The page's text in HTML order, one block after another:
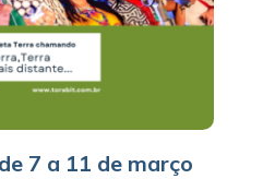
7 a 11 de março